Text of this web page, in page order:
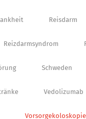
Reisdarm
Reizdarmsyndrom
Schweden
Vedolizumab
Vorsorgekoloskopie